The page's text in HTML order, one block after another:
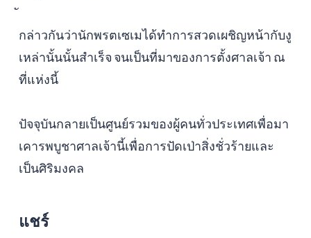
กล่าวกันว่านักพรตเซเมได้ทำการสวดเผชิญหน้ากับงู
เหล่านั้นนั้นสำเร็จ จนเป็นที่มาของการตั้งศาลเจ้า ณ
ที่แห่งนี้
ปัจจุบันกลายเป็นศูนย์รวมของผู้คนทั่วประเทศเพื่อมา
เคารพบูชาศาลเจ้านี้เพื่อการปัดเป่าสิ่งชั่วร้ายและ
เป็นศิริมงคล
แชร์